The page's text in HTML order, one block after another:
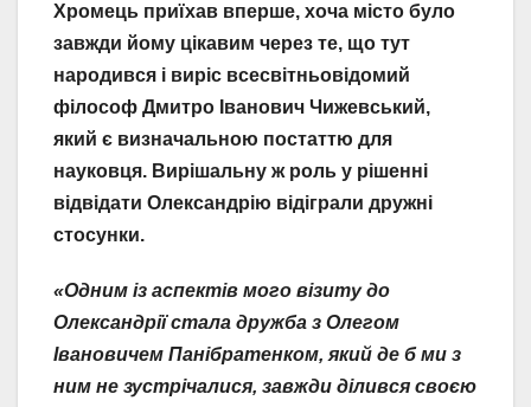
Хромець приїхав вперше, хоча місто було
завжди йому цікавим через те, що тут
народився і виріс всесвітньовідомий
філософ Дмитро Іванович Чижевський,
який є визначальною постаттю для
науковця. Вирішальну ж роль у рішенні
відвідати Олександрію відіграли дружні
стосунки.
«Одним із аспектів мого візиту до
Олександрії стала дружба з Олегом
Івановичем Панібратенком, який де б ми з
ним не зустрічалися, завжди ділився своєю